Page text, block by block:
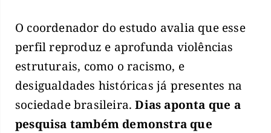
O coordenador do estudo avalia que esse
perfil reproduz e aprofunda violências
estruturais, como o racismo, e
desigualdades históricas já presentes na
sociedade brasileira.Dias aponta que a
pesquisa também demonstra que